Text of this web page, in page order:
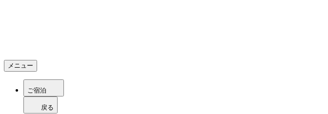
メニュー
ご宿泊
戻る